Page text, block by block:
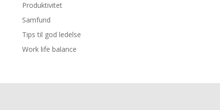
Produktivitet
Samfund
Tips til god ledelse
Work life balance